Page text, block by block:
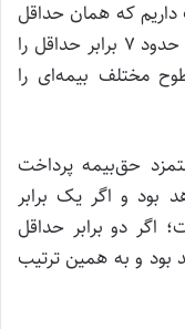
که همان حداقل
دستمزد است و یک سقف بیمه‌ای که تا حدود ۷ برابر حداقل را
مختلف بیمه‌ای را
حق‌بیمه پرداخت
و اگر یک برابر
دو برابر حداقل
بود و به همین ترتیب